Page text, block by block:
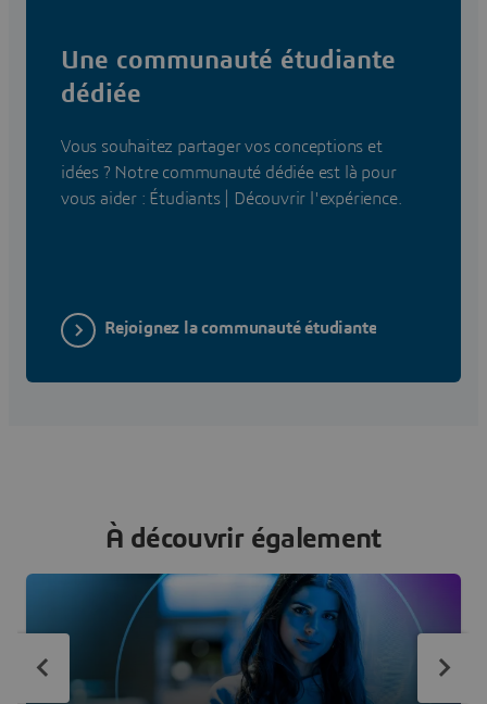
Une communauté étudiante
dédiée
Vous souhaitez partager vos conceptions et
idées ? Notre communauté dédiée est là pour
vous aider : Étudiants | Découvrir l'expérience.
Rejoignez la communauté étudiante
À découvrir également